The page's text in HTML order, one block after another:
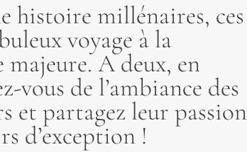
histoire millénaires, ces
voyage à la
A deux, en
de l’ambiance des
et partagez leur passion
d’exception !